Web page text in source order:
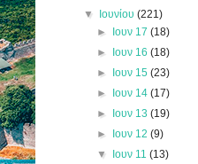
▼ Ιουνίου(221)
► Ιουν 17 (18)
► Ιουν 16 (18)
► Ιουν 15 (23)
► Ιουν 14 (17)
► Ιουν 13 (19)
► Ιουν 12 (9)
▼ Ιουν 11 (13)